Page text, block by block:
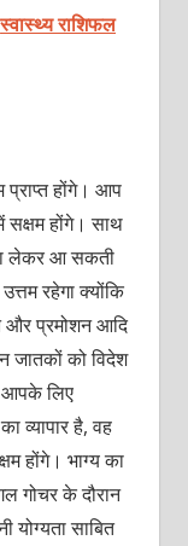
स्वास्थ्य राशिफल
प्राप्त होंगे। आप
सक्षम होंगे। साथ
लेकर आ सकती
रहेगा क्योंकि
और प्रमोशन आदि
जातकों को विदेश
आपके लिए
व्यापार है, वह
होंगे। भाग्य का
गोचर के दौरान
योग्यता साबित